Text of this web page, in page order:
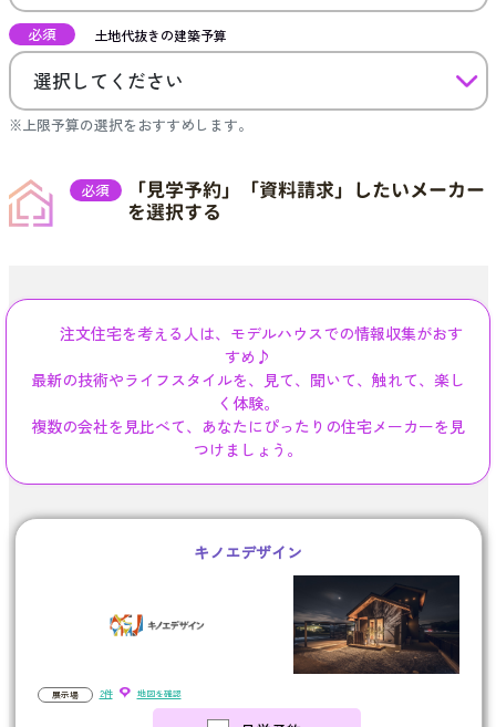
必須 土地代抜きの建築予算
※上限予算の選択をおすすめします。
必須
「見学予約」「資料請求」したいメーカー
を選択する
注文住宅を考える人は、モデルハウスでの情報収集がおす
すめ♪
最新の技術やライフスタイルを、見て、聞いて、触れて、楽し
く体験。
複数の会社を見比べて、あなたにぴったりの住宅メーカーを見
つけましょう。
キノエデザイン
展示場 2件 地図を確認